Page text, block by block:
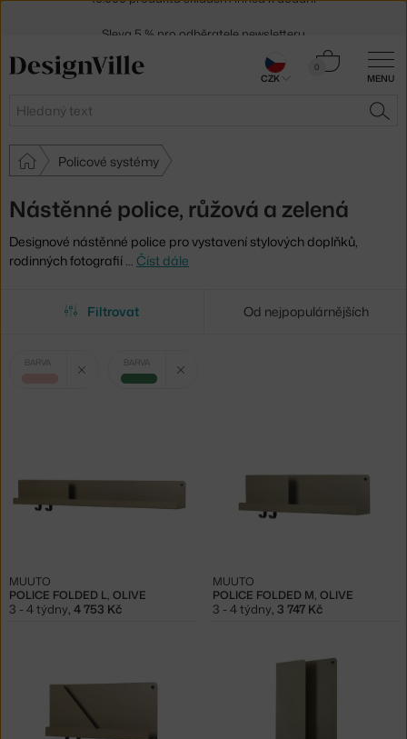
MENU
Hledat
0
Košík
Policové systémy
Nástěnné police, růžová a zelená
Designové nástěnné police pro vystavení stylových doplňků,
rodinných fotografií … Číst dále
Filtrovat Od nejpopulárnějších
Vybrané
BARVA BARVA
zelená
POLICE FOLDED L, OLIVE
MUUTO
3 - 4 týdny 4 753 Kč
POLICE FOLDED M, OLIVE
MUUTO
3 - 4 týdny 3 747 Kč
30 dní na vrácení zboží
CZK